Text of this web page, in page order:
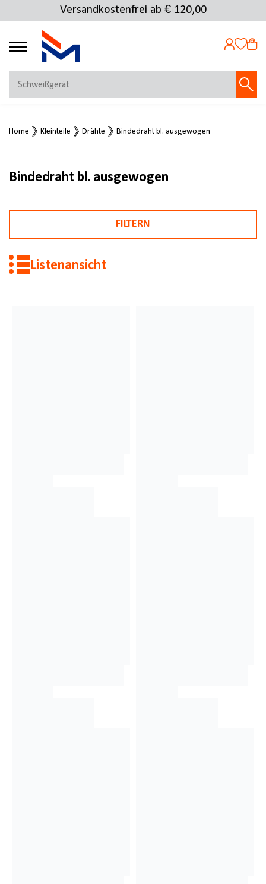
Versandkostenfrei ab € 120,00
4.72
MEIN KONTO
Jetzt anmelden
Jetzt registrieren
Home Kleinteile Drähte Bindedraht bl. ausgewogen
Bindedraht bl. ausgewogen
FILTERN
Listenansicht